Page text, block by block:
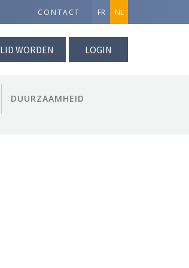
CONTACT FR NL
LID WORDEN LOGIN
DUURZAAMHEID